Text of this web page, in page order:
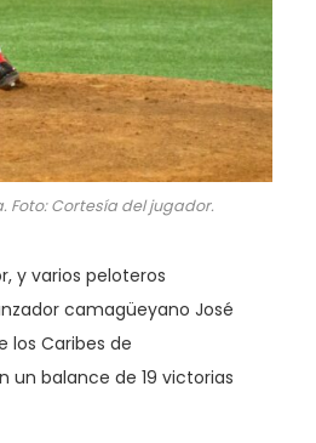
Foto: Cortesía del jugador.
y varios peloteros
camagüeyano José
los Caribes de
balance de 19 victorias